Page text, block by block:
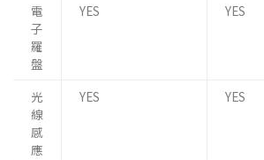
電
子
羅
盤
YES YES
光
線
感
應
YES YES